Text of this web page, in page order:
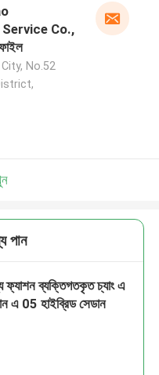
কল করব!
Co.,
No.52
পান
ফ্যাশন ব্যক্তিগতকৃত চ্যাং এ
এ 05 হাইব্রিড সেডান